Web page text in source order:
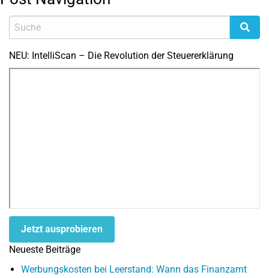
NEU: IntelliScan – Die Revolution der Steuererklärung
Jetzt ausprobieren
Neueste Beiträge
Werbungskosten bei Leerstand: Wann das Finanzamt